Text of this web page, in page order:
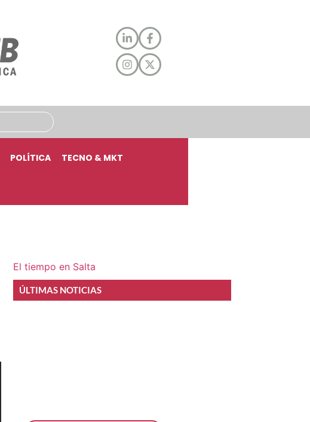
POLÍTICA TECNO & MKT
El tiempo en Salta
ÚLTIMAS NOTICIAS